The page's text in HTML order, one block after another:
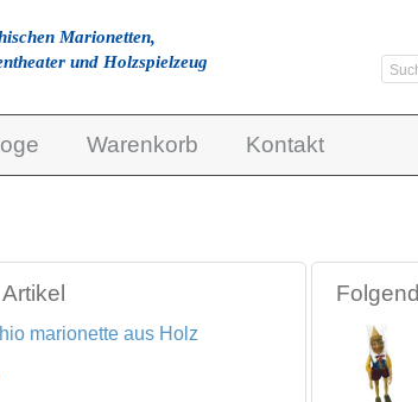
Warenkorb Kontakt
marionette aus Holz
Marionetten,
und Holzspielzeug